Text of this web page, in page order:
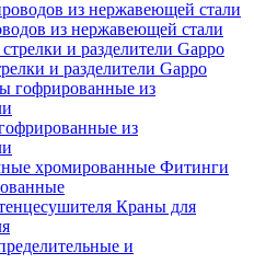
из нержавеющей стали
и разделители Gappo
из
Фитинги
Краны для